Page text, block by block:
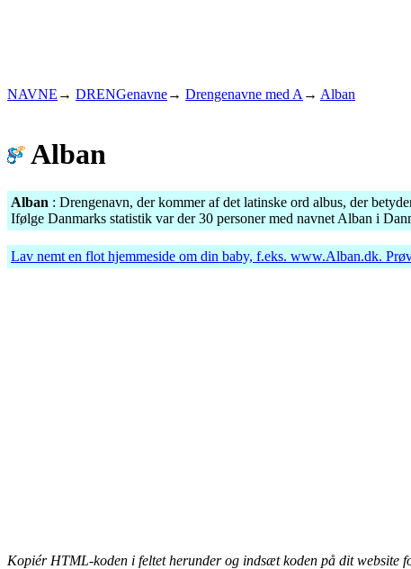
NAVNE → DRENGenavne→ Drengenavne med A → Alban
Alban
Alban : Drengenavn, der kommer af det latinske ord albus, der
Ifølge Danmarks statistik var der 30 personer med navnet Alban i
Lav nemt en flot hjemmeside om din baby, f.eks. www.Alban.dk.
Kopiér HTML-koden i feltet herunder og indsæt koden på dit website